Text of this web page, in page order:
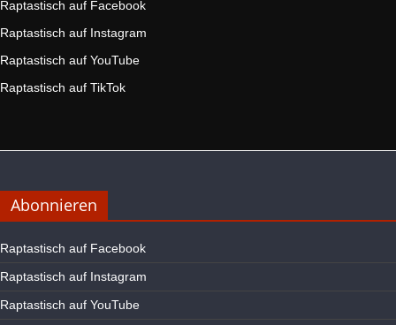
Raptastisch auf Facebook
Raptastisch auf Instagram
Raptastisch auf YouTube
Raptastisch auf TikTok
Abonnieren
Raptastisch auf Facebook
Raptastisch auf Instagram
Raptastisch auf YouTube